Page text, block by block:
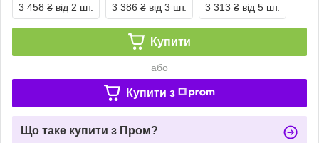
3 458 ₴ від 2 шт. 3 386 ₴ від 3 шт. 3 313 ₴ від 5 шт.
Купити
або
Купити з
Що таке купити з Пром?